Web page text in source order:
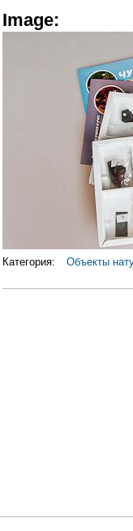
Image:
Категория: Объекты